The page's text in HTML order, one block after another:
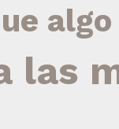
las